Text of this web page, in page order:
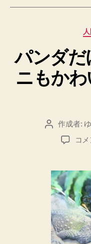
パンダだ
ニもか
投
作成者:
パ
だ
け
じ
ゃ
な
い！
ワ
コ